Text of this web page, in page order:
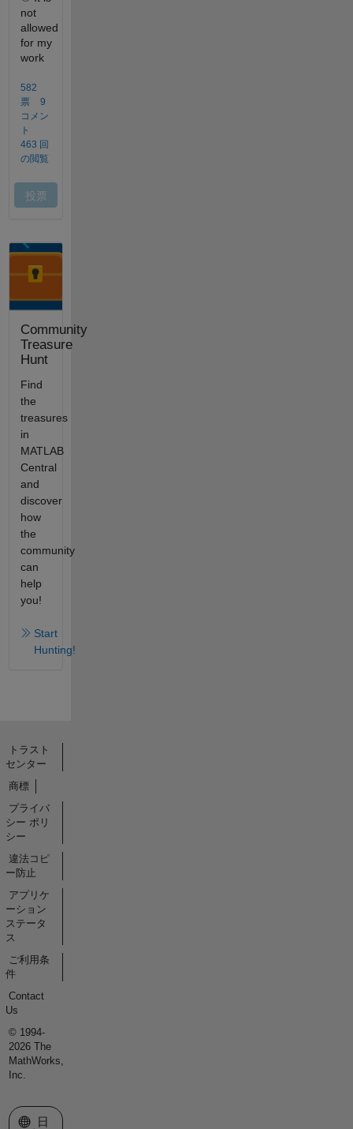
Community
Treasure
Hunt
Find
the
treasures
in
MATLAB
Central
and
discover
how
the
community
can
help
you!
Start
Hunting!
トラスト
センター
商標
プライバ
シー ポリ
シー
違法コピ
ー防止
アプリケ
ーション
ステータ
ス
ご利用条
件
Contact
Us
© 1994-
2026 The
MathWorks,
Inc.
Web サイトの選択
日